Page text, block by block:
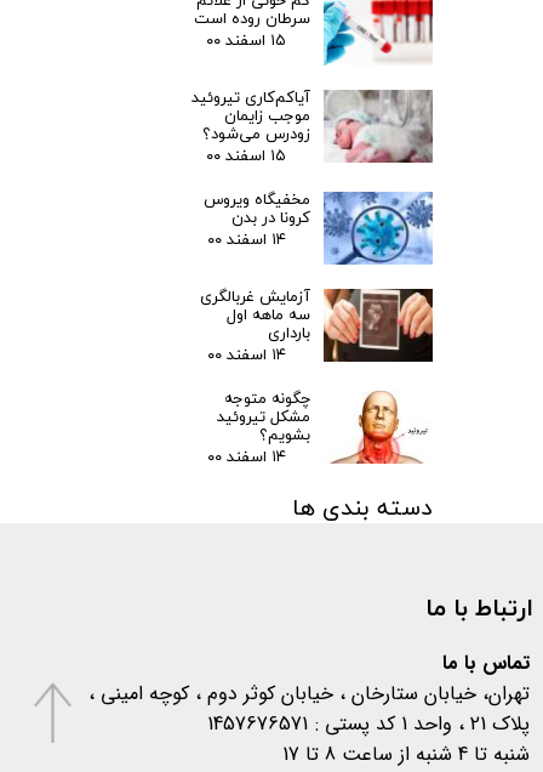
سرطان روده است
۱۵ اسفند ۰۰
آیاکم‌کاری تیروئید
موجب زایمان
زودرس می‌شود؟
۱۵ اسفند ۰۰
مخفیگاه ویروس
کرونا در بدن
۱۴ اسفند ۰۰
آزمایش غربالگری
سه ماهه اول
بارداری
۱۴ اسفند ۰۰
چگونه متوجه
مشکل تیروئید
بشویم؟
۱۴ اسفند ۰۰
دسته بندی ها
اخبار آزمایشگاهی
متفرقهارتباط با ما
تماس با ما
تهران، خیابان ستارخان ، خیابان کوثر دوم ، کوچه امینی ،
پلاک 21 ، واحد 1 کد پستی : 1457676571
شنبه تا 4 شنبه از ساعت 8 تا 17